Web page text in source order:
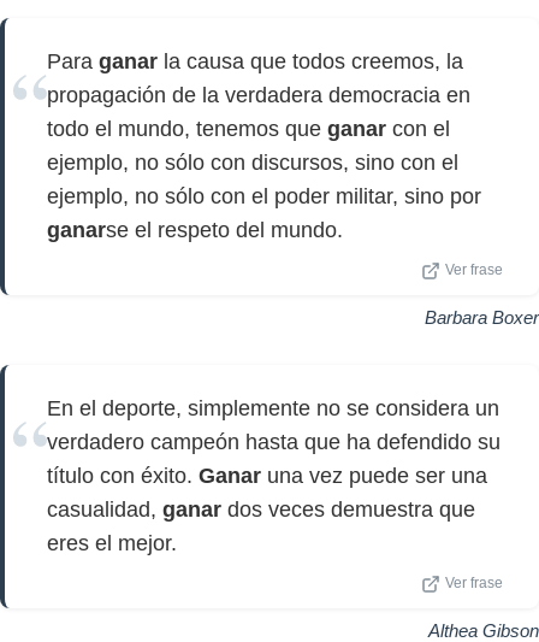
Para ganar la causa que todos creemos, la
propagación de la verdadera democracia en
todo el mundo, tenemos que ganar con el
ejemplo, no sólo con discursos, sino con el
ejemplo, no sólo con el poder militar, sino por
ganarse el respeto del mundo.
Ver frase
Barbara Boxer
En el deporte, simplemente no se considera un
verdadero campeón hasta que ha defendido su
título con éxito. Ganar una vez puede ser una
casualidad, ganar dos veces demuestra que
eres el mejor.
Ver frase
Althea Gibson